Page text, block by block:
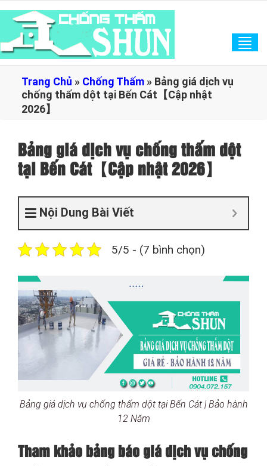
Trang Chủ » Chống Thấm » Bảng giá dịch vụ
chống thấm dột tại Bến Cát【Cập nhật
2026】
Bảng giá dịch vụ chống thấm dột
tại Bến Cát【Cập nhật 2026】
Nội Dung Bài Viết
5/5 - (7 bình chọn)
Bảng giá dịch vụ chống thấm dột tại Bến Cát | Bảo hành
12 Năm
Tham khảo bảng báo giá dịch vụ chống